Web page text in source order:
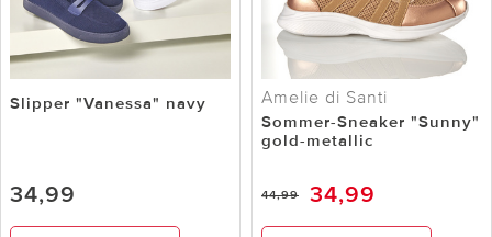
Slipper "Vanessa" navy
34,99
Amelie di Santi
Sommer-Sneaker "Sunny"
gold-metallic
44,99 34,99